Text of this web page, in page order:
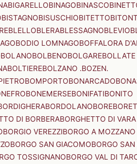
BIGARELLOBINAGOBINASCO
BISTAGNOBISUSCHIOBITETTO
BLELLOBLERABLESSAGNOBLEVIO
BODIO LOMNAGOBOFFALORA
BOLANOBOLBENOBOLGAREBOLLATE
BOLTIEREBOLZANO .BOZEN.
BOMPORTOBONARCADO
BONEMERSEBONIFATIBONITO
BORDOLANOBORE
DI BORBERABORGHETTO DI VARA
BORGIO VEREZZIBORGO A MOZZANO
BORGO SAN GIACOMOBORGO SAN
TOSSIGNANOBORGO VAL DI